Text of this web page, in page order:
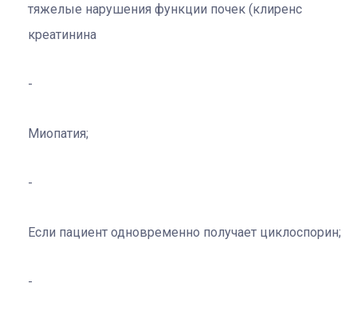
тяжелые нарушения функции почек (клиренс
креатинина
Миопатия;
Если пациент одновременно получает циклоспорин;